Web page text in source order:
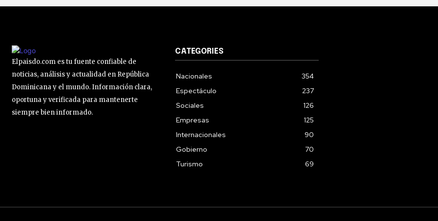
Elpaisdo.com es tu fuente confiable de
noticias, análisis y actualidad en República
Dominicana y el mundo. Información clara,
oportuna y verificada para mantenerte
siempre bien informado.
CATEGORIES
Nacionales
354
Espectáculo
237
Sociales
126
Empresas
125
Internacionales
90
Gobierno
70
Turismo
69